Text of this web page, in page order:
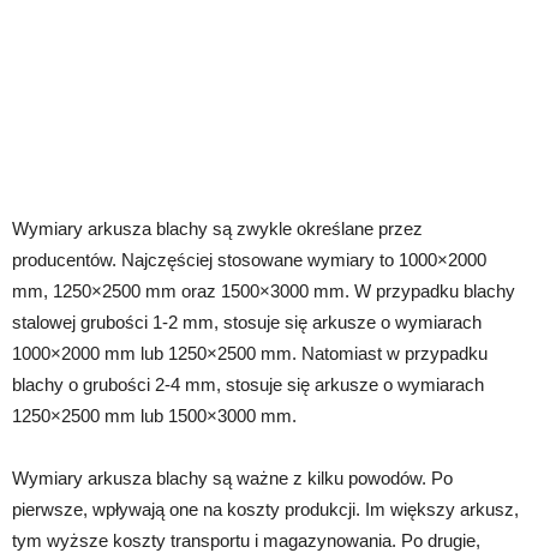
Wymiary arkusza blachy są zwykle określane przez
producentów. Najczęściej stosowane wymiary to 1000×2000
mm, 1250×2500 mm oraz 1500×3000 mm. W przypadku blachy
stalowej grubości 1-2 mm, stosuje się arkusze o wymiarach
1000×2000 mm lub 1250×2500 mm. Natomiast w przypadku
blachy o grubości 2-4 mm, stosuje się arkusze o wymiarach
1250×2500 mm lub 1500×3000 mm.
Wymiary arkusza blachy są ważne z kilku powodów. Po
pierwsze, wpływają one na koszty produkcji. Im większy arkusz,
tym wyższe koszty transportu i magazynowania. Po drugie,